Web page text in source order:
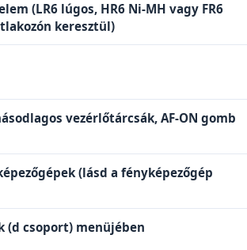
(LR6 lúgos, HR6 Ni-MH vagy FR6
keresztül)
vezérlőtárcsák, AF-ON gomb
(lásd a fényképezőgép
(d csoport) menüjében